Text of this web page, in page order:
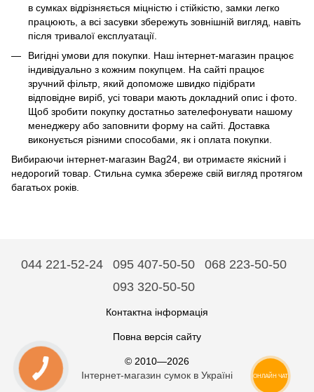
в сумках відрізняється міцністю і стійкістю, замки легко
працюють, а всі засувки збережуть зовнішній вигляд, навіть
після тривалої експлуатації.
Вигідні умови для покупки. Наш інтернет-магазин працює
індивідуально з кожним покупцем. На сайті працює
зручний фільтр, який допоможе швидко підібрати
відповідне виріб, усі товари мають докладний опис і фото.
Щоб зробити покупку достатньо зателефонувати нашому
менеджеру або заповнити форму на сайті. Доставка
виконується різними способами, як і оплата покупки.
Вибираючи інтернет-магазин Bag24, ви отримаєте якісний і
недорогий товар. Стильна сумка збереже свій вигляд протягом
багатьох років.
044 221-52-24 095 407-50-50
068 223-50-50
093 320-50-50
Контактна інформація
Повна версія сайту
© 2010—2026
Інтернет-магазин сумок в Україні
ОНЛАЙН ЧАТ